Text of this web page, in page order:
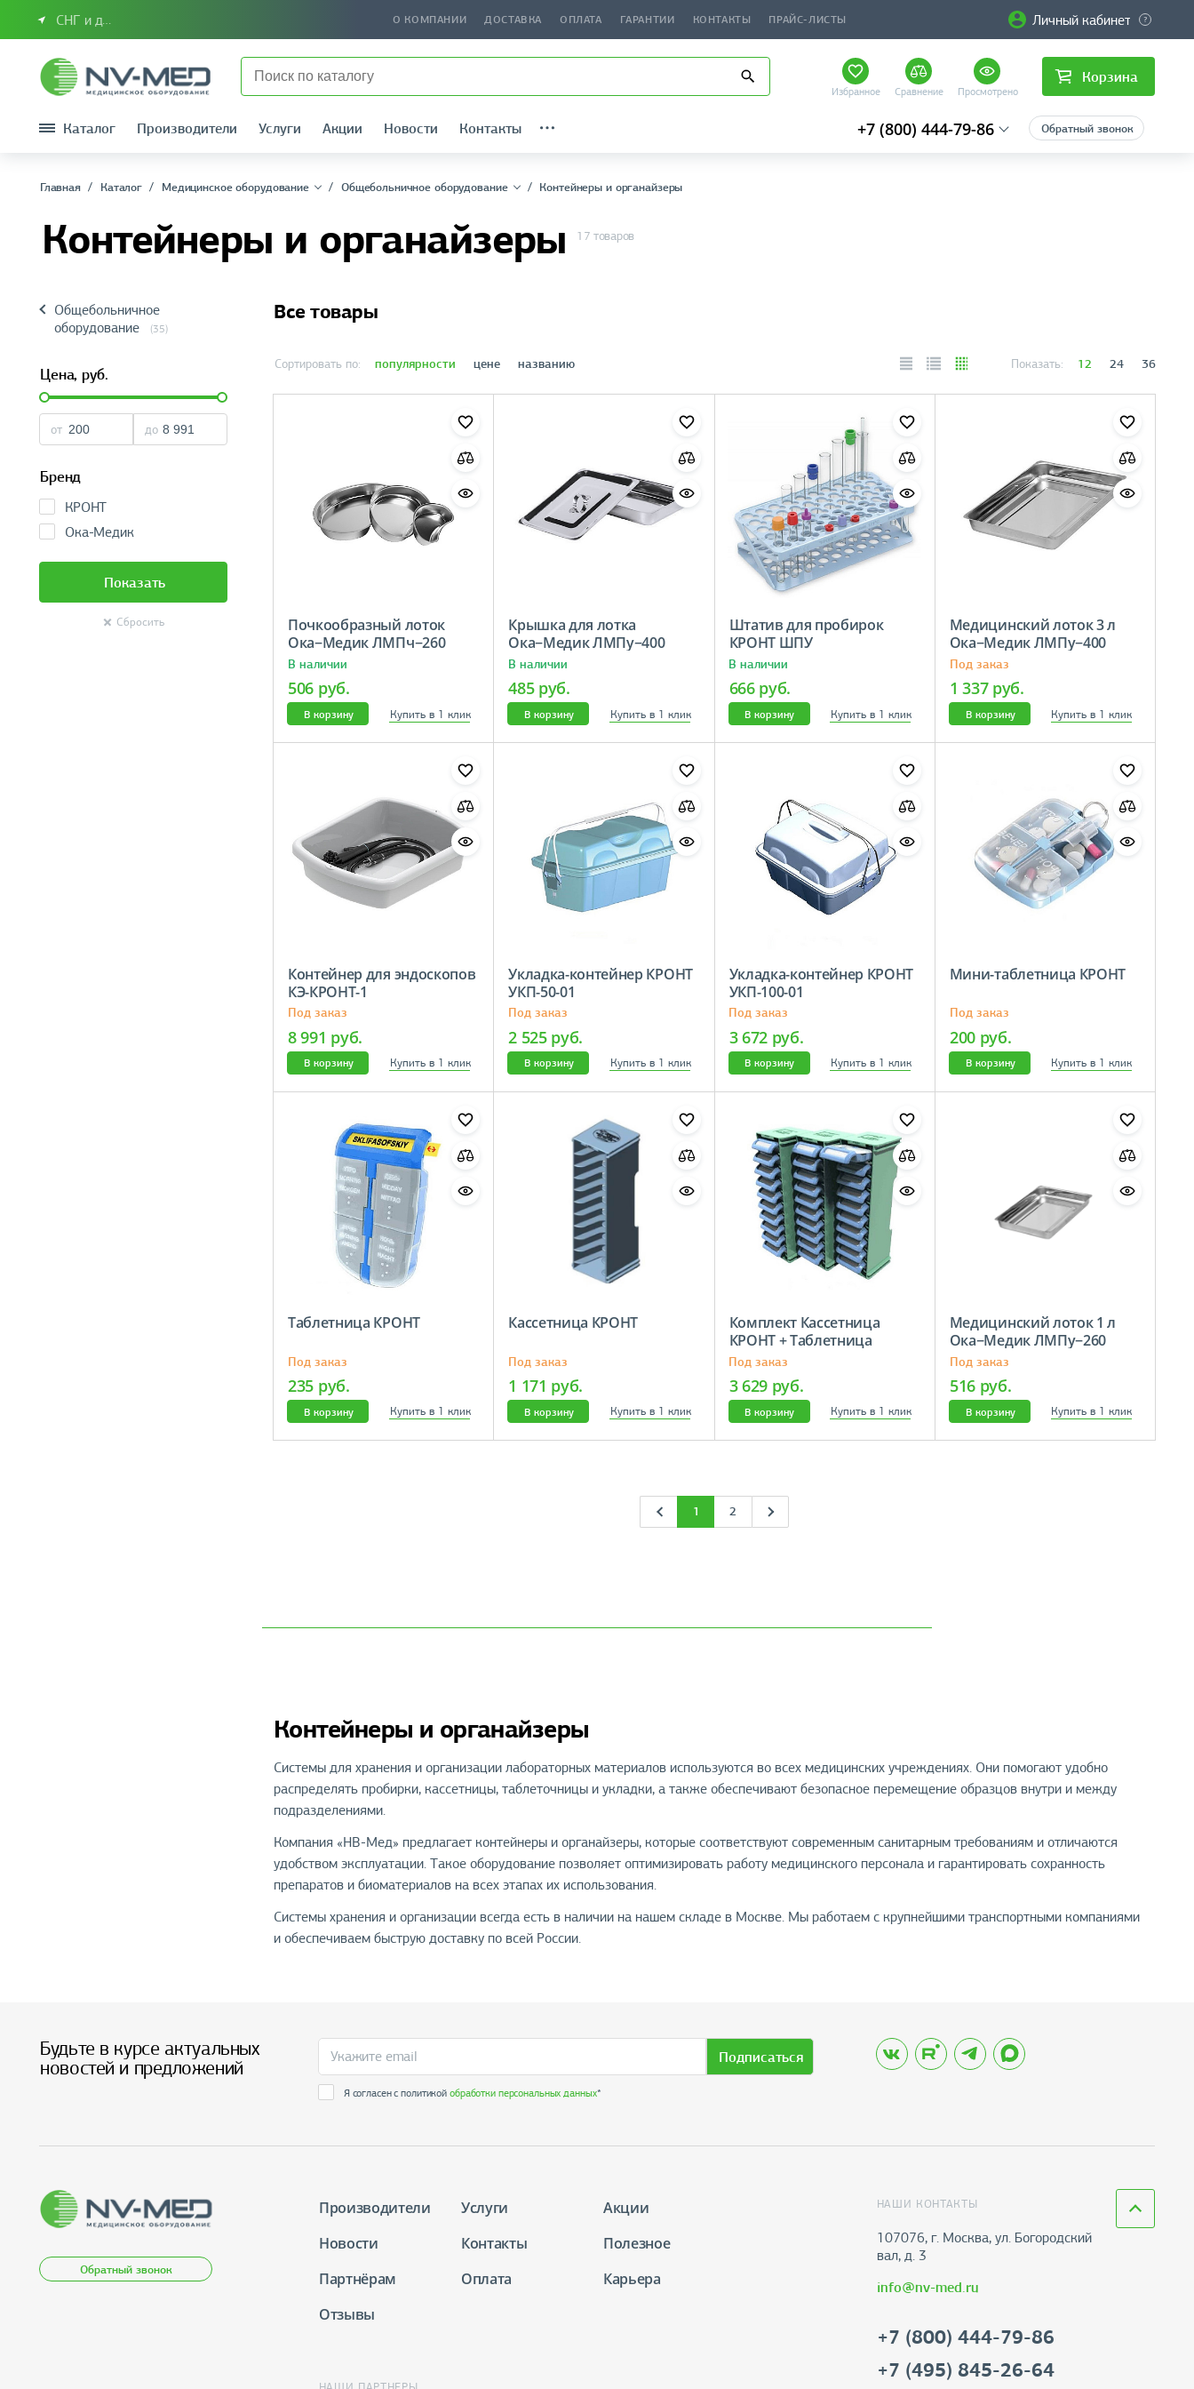
СНГ и другие страны О КОМПАНИИ ДОСТАВКА ОПЛАТА ГАРАНТИИ КОНТАКТЫ ПРАЙС-ЛИСТЫ Личный кабинет
Избранное Сравнение Просмотрено
Корзина
Каталог Производители Услуги Акции Новости Контакты +7 (800) 444-79-86 Обратный звонок
Главная Каталог Медицинское оборудование Общебольничное оборудование Контейнеры и органайзеры
Контейнеры и органайзеры 17 товаров
Общебольничное
оборудование
(35)
Цена, руб.
от до
Бренд
КРОНТ
Ока-Медик
Показать
Сбросить
Все товары
Сортировать по: популярности цене названию Показать: 12 24 36
Почкообразный лоток
Ока−Медик ЛМПч−260
В наличии
506 руб.
В корзину Купить в 1 клик
Крышка для лотка
Ока−Медик ЛМПу−400
В наличии
485 руб.
В корзину Купить в 1 клик
Штатив для пробирок
КРОНТ ШПУ
В наличии
666 руб.
В корзину Купить в 1 клик
Медицинский лоток 3 л
Ока−Медик ЛМПу−400
Под заказ
1 337 руб.
В корзину Купить в 1 клик
Контейнер для эндоскопов
КЭ-КРОНТ-1
Под заказ
8 991 руб.
В корзину Купить в 1 клик
Укладка-контейнер КРОНТ
УКП-50-01
Под заказ
2 525 руб.
В корзину Купить в 1 клик
Укладка-контейнер КРОНТ
УКП-100-01
Под заказ
3 672 руб.
В корзину Купить в 1 клик
Мини-таблетница КРОНТ
Под заказ
200 руб.
В корзину Купить в 1 клик
Таблетница КРОНТ
Под заказ
235 руб.
В корзину Купить в 1 клик
Кассетница КРОНТ
Под заказ
1 171 руб.
В корзину Купить в 1 клик
Комплект Кассетница
КРОНТ + Таблетница
КРОНТ
Под заказ
3 629 руб.
В корзину Купить в 1 клик
Медицинский лоток 1 л
Ока−Медик ЛМПу−260
Под заказ
516 руб.
В корзину Купить в 1 клик
1 2
Контейнеры и органайзеры
Системы для хранения и организации лабораторных материалов используются во всех медицинских учреждениях. Они помогают удобно
распределять пробирки, кассетницы, таблеточницы и укладки, а также обеспечивают безопасное перемещение образцов внутри и между
подразделениями.
Компания «НВ-Мед» предлагает контейнеры и органайзеры, которые соответствуют современным санитарным требованиям и отличаются
удобством эксплуатации. Такое оборудование позволяет оптимизировать работу медицинского персонала и гарантировать сохранность
препаратов и биоматериалов на всех этапах их использования.
Системы хранения и организации всегда есть в наличии на нашем складе в Москве. Мы работаем с крупнейшими транспортными компаниями
и обеспечиваем быструю доставку по всей России.
Будьте в курсе актуальных
новостей и предложений
Подписаться
Я согласен с политикойобработки персональных данных*
Обратный звонок
Производители Услуги
Акции
Новости
Контакты
Полезное
Партнёрам
Оплата
Карьера
Отзывы
НАШИ КОНТАКТЫ
107076, г. Москва, ул. Богородский
вал, д. 3
info@nv-med.ru
+7 (800) 444-79-86
+7 (495) 845-26-64